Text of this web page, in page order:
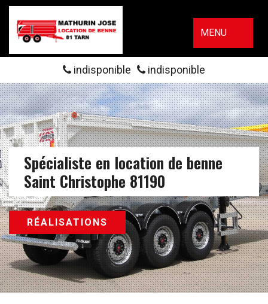
MENU
indisponible indisponible
Spécialiste en location de benne
Saint Christophe 81190
RÉALISATIONS